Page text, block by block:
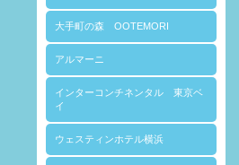
大手町の森 OOTEMORI
アルマーニ
インターコンチネンタル 東京ベ
イ
ウェスティンホテル横浜